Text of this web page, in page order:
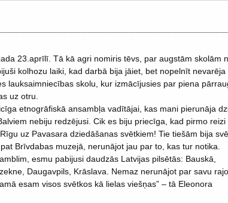
23.aprīlī. Tā kā agri nomiris tēvs, par augstām skolām
kolhozu laiki, kad darbā bija jāiet, bet nopelnīt
lauksaimniecības skolu, kur izmācījusies par piena
uz otru.
etnogrāfiskā ansambļa vadītājai, kas mani pierunāja
nebiju redzējusi. Cik es biju priecīga, kad pirmo reizi
uz Pavasara dziedāšanas svētkiem! Tie tiešām bija
Brīvdabas muzejā, nerunājot jau par to, kas tur notika.
esmu pabijusi daudzās Latvijas pilsētās: Bauskā,
Daugavpils, Krāslava. Nemaz nerunājot par savu
esam visos svētkos kā lielas viešņas” – tā Eleonora